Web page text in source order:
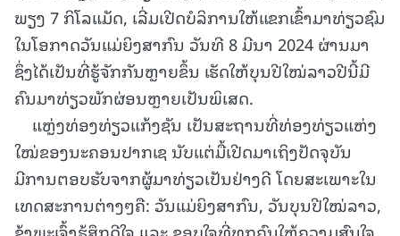
ພຽງ 7 ກິໂລແມັດ, ເລີ່ມເປີດບໍລິການໃຫ້ແຂກເຂົ້າມາທ່ຽວຊົມ
ໃນໂອກາດວັນແມ່ຍິງສາກົນ ວັນທີ 8 ມີນາ 2024 ຜ່ານມາ
ຊຶ່ງໄດ້ເປັນທີ່ຮູ້ຈັກກັນຫຼາຍຂຶ້ນ ເຮັດໃຫ້ບຸນປີໃໝ່ລາວປີນີ້ມີ
ຄົນມາທ່ຽວພັກຜ່ອນຫຼາຍເປັນພິເສດ.
ແຫຼ່ງທ່ອງທ່ຽວແກ້ງຊັນ ເປັນສະຖານທີ່ທ່ອງທ່ຽວແຫ່ງ
ໃໝ່ຂອງນະຄອນປາກເຊ ນັບແຕ່ມື້ເປີດມາເຖິງປັດຈຸບັນ
ມີການຕອບຮັບຈາກຜູ້ມາທ່ຽວເປັນຢ່າງດີ ໂດຍສະເພາະໃນ
ເທດສະການຕ່າງໆຄື: ວັນແມ່ຍິງສາກົນ, ວັນບຸນປີໃໝ່ລາວ,